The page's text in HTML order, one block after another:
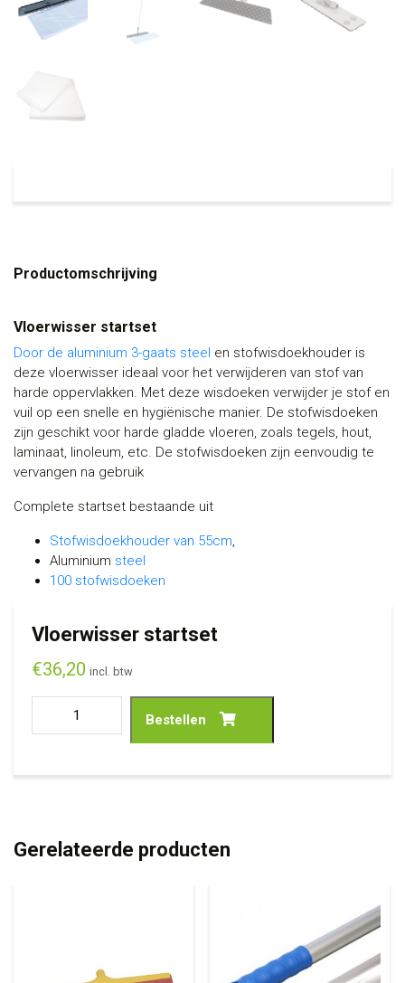
Productomschrijving
Vloerwisser startset
Door de aluminium 3-gaats steel en stofwisdoekhouder is
deze vloerwisser ideaal voor het verwijderen van stof van
harde oppervlakken. Met deze wisdoeken verwijder je stof en
vuil op een snelle en hygiënische manier. De stofwisdoeken
zijn geschikt voor harde gladde vloeren, zoals tegels, hout,
laminaat, linoleum, etc. De stofwisdoeken zijn eenvoudig te
vervangen na gebruik
Complete startset bestaande uit
Stofwisdoekhouder van 55cm,
Aluminium steel
100 stofwisdoeken
Vloerwisser startset
€36,20 incl. btw
Bestellen
Gerelateerde producten